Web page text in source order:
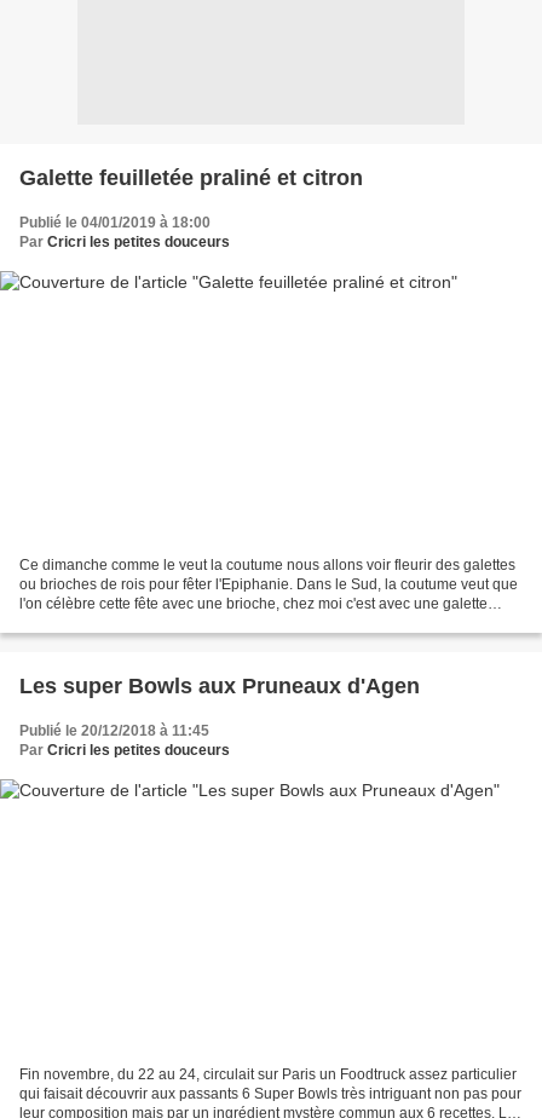
Galette feuilletée praliné et citron
Publié le 04/01/2019 à 18:00
Par Cricri les petites douceurs
Ce dimanche comme le veut la coutume nous allons voir fleurir des galettes
ou brioches de rois pour fêter l'Epiphanie. Dans le Sud, la coutume veut que
l'on célèbre cette fête avec une brioche, chez moi c'est avec une galette
Les super Bowls aux Pruneaux d'Agen
Publié le 20/12/2018 à 11:45
Par Cricri les petites douceurs
Fin novembre, du 22 au 24, circulait sur Paris un Foodtruck assez particulier
qui faisait découvrir aux passants 6 Super Bowls très intriguant non pas pour
leur composition mais par un ingrédient mystère commun aux 6 recettes. Le